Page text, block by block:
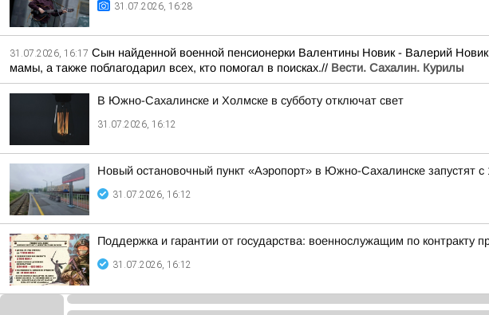
31.07.2026, 16:28
31.07.2026, 16:17 Сын найденной военной пенсионерки Валентины Новик - Валерий
мамы, а также поблагодарил всех, кто помогал в поисках.// Вести. Сахалин. Курилы
В Южно-Сахалинске и Холмске в субботу отключат свет
31.07.2026, 16:12
Новый остановочный пункт «Аэропорт» в Южно-Сахалинске запустят с
31.07.2026, 16:12
Поддержка и гарантии от государства: военнослужащим по
31.07.2026, 16:12